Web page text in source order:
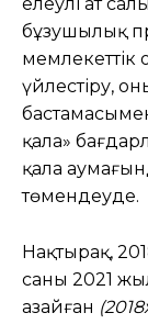
бұзушылық
мемлекеттік
үйлестіру,
бастамасымен
қала»
қала
төмендеуде.
Нақтырақ,
саны 2021
азайған